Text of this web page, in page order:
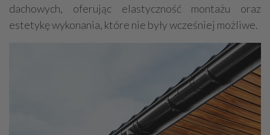
dachowych, oferując elastyczność montażu oraz
estetykę wykonania, które nie były wcześniej możliwe.